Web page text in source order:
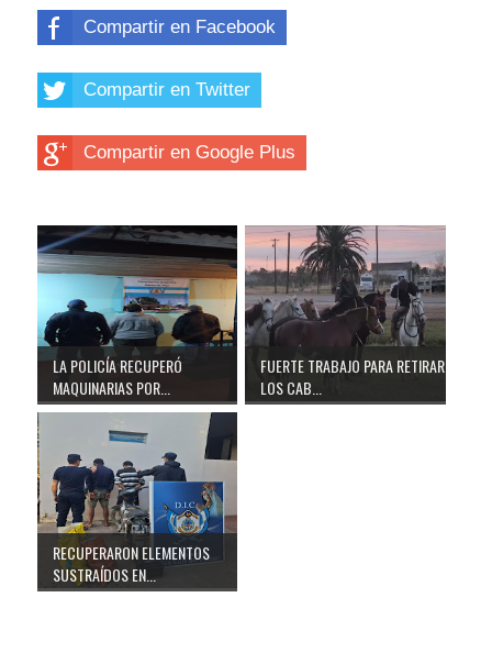
Compartir en Facebook
Compartir en Twitter
Compartir en Google Plus
LA POLICÍA RECUPERÓ
MAQUINARIAS POR...
FUERTE TRABAJO PARA RETIRAR
LOS CAB...
RECUPERARON ELEMENTOS
SUSTRAÍDOS EN...